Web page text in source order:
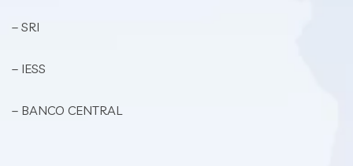
– SRI
– IESS
– BANCO CENTRAL